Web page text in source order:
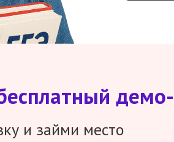
и займи место